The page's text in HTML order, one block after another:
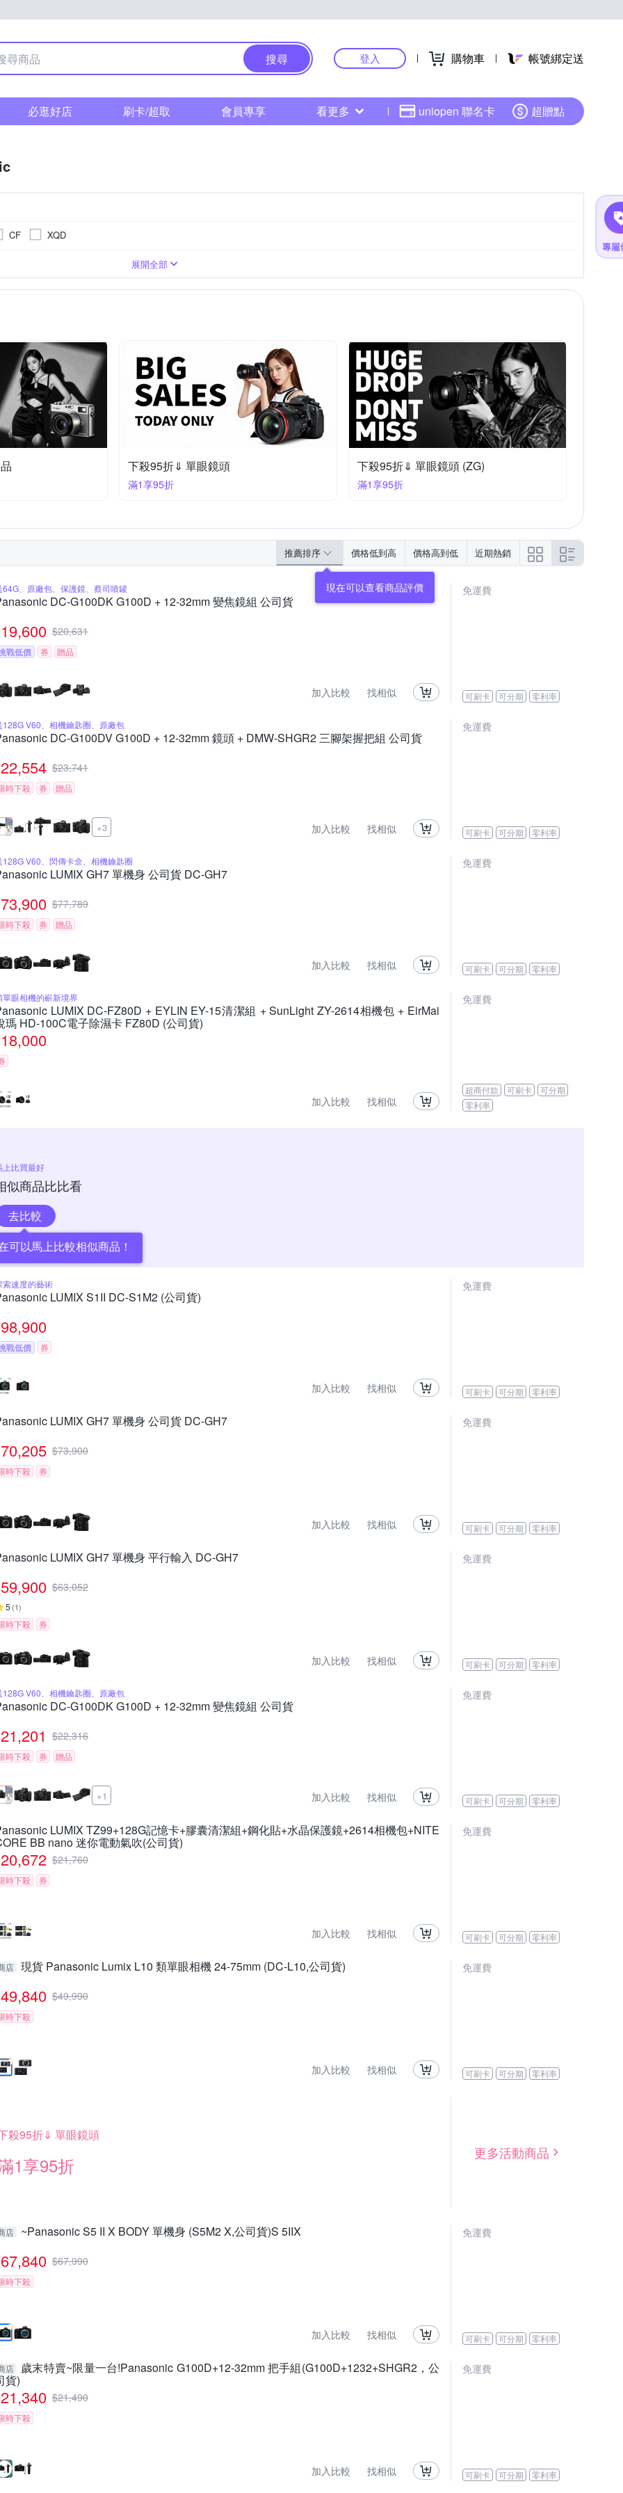
搜尋 登入 購物車 帳號綁定送
必逛好店 刷卡/超取 會員專享 看更多 uniopen 聯名卡 超贈點
CF
XQD
BSI CMOS(高感光背照式)
4000萬像素以上 3001萬~5000萬像素
展開全部
下殺95折⇓ 單眼鏡頭
滿1享95折
下殺95折⇓ 單眼鏡頭 (ZG)
滿1享95折
推薦排序 價格低到高 價格高到低 近期熱銷
64G、原廠包、保護鏡、蔡司噴罐
DC-G100DK G100D + 12-32mm 變焦鏡組 公司貨
19,600 $20,631
戰低價 券 贈品
加入比較 找相似
免運費
可刷卡 可分期 零利率
128G V60、相機鑰匙圈、原廠包
DC-G100DV G100D + 12-32mm 鏡頭 + DMW-SHGR2 三腳架握把組 公司貨
22,554 $23,741
時下殺 券 贈品
+3 加入比較 找相似
免運費
可刷卡 可分期 零利率
128G V60、閃傳卡盒、相機鑰匙圈
LUMIX GH7 單機身 公司貨 DC-GH7
73,900 $77,789
時下殺 券 贈品
加入比較 找相似
免運費
可刷卡 可分期 零利率
單眼相機的嶄新境界
LUMIX DC-FZ80D + EYLIN EY-15清潔組 + SunLight ZY-2614相機包 + EirMai
瑪 HD-100C電子除濕卡 FZ80D (公司貨)
18,000
加入比較 找相似
免運費
超商付款 可刷卡
可分期
零利率
上比買最好
似商品比比看
去比較
可以馬上比較相似商品！
索速度的藝術
LUMIX S1II DC-S1M2 (公司貨)
98,900
戰低價 券
加入比較 找相似
免運費
可刷卡 可分期 零利率
LUMIX GH7 單機身 公司貨 DC-GH7
70,205 $73,900
時下殺 券
加入比較 找相似
免運費
可刷卡 可分期 零利率
LUMIX GH7 單機身 平行輸入 DC-GH7
59,900 $63,052
5 (1)
時下殺 券
加入比較 找相似
免運費
可刷卡 可分期 零利率
128G V60、相機鑰匙圈、原廠包
DC-G100DK G100D + 12-32mm 變焦鏡組 公司貨
21,201 $22,316
時下殺 券 贈品
+1 加入比較 找相似
免運費
可刷卡 可分期 零利率
LUMIX TZ99+128G記憶卡+膠囊清潔組+鋼化貼+水晶保護鏡+2614相機包+NITE
BB nano 迷你電動氣吹(公司貨)
20,672 $21,760
時下殺 券
加入比較 找相似
免運費
可刷卡 可分期 零利率
店 現貨 Panasonic Lumix L10 類單眼相機 24-75mm (DC-L10,公司貨)
49,840 $49,990
時下殺
加入比較 找相似
免運費
可刷卡 可分期 零利率
殺95折⇓ 單眼鏡頭
1享95折
更多活動商品
店 ~Panasonic S5 II X BODY 單機身 (S5M2 X,公司貨)S 5IIX
67,840 $67,990
時下殺
加入比較 找相似
免運費
可刷卡 可分期 零利率
店 歲末特賣~限量一台!Panasonic G100D+12-32mm 把手組(G100D+1232+SHGR2，公
貨)
21,340 $21,490
時下殺
加入比較 找相似
免運費
可刷卡 可分期 零利率